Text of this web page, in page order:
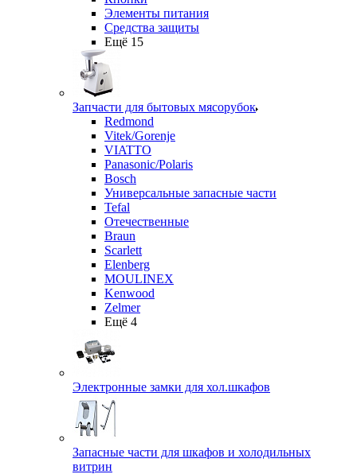
Элементы питания
Средства защиты
Ещё 15
Запчасти для бытовых мясорубок
Redmond
Vitek/Gorenje
VIATTO
Panasonic/Polaris
Bosch
Универсальные запасные части
Tefal
Отечественные
Braun
Scarlett
Elenberg
MOULINEX
Kenwood
Zelmer
Ещё 4
Электронные замки для хол.шкафов
Запасные части для шкафов и холодильных
витрин